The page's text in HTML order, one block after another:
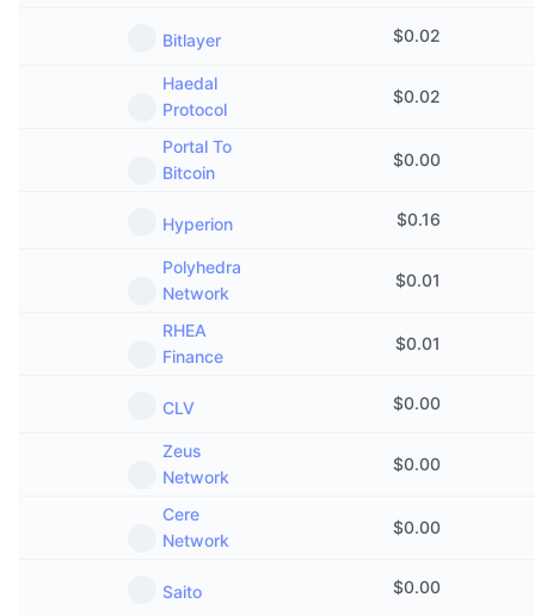
Bitlayer $0.02
Haedal
Protocol
$0.02
Portal To
Bitcoin
$0.00
Hyperion $0.16
Polyhedra
Network
$0.01
RHEA
Finance
$0.01
CLV $0.00
Zeus
Network
$0.00
Cere
Network
$0.00
Saito $0.00